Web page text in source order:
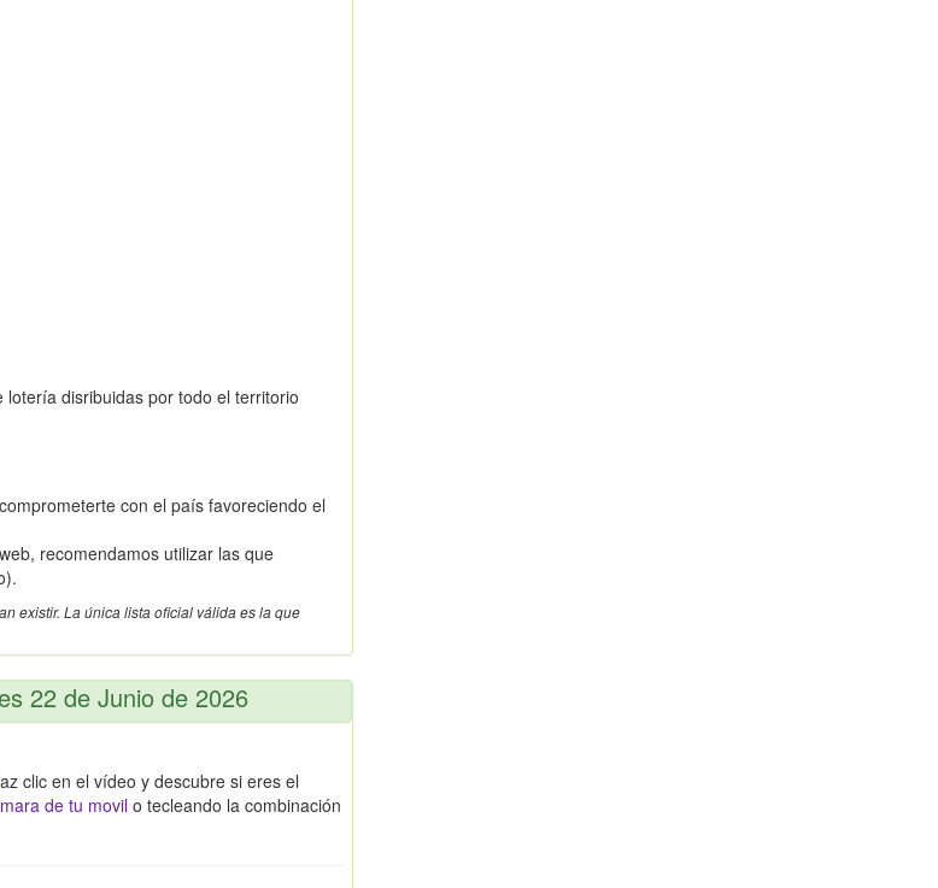
disribuidas por todo el territorio
con el país favoreciendo el
recomendamos utilizar las que
existir. La única lista oficial válida es la que
22 de Junio de 2026
clic en el vídeo y descubre si eres el
de tu movil o tecleando la combinación